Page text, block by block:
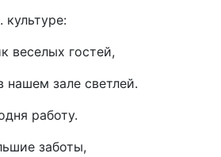
культуре:
веселых гостей,
нашем зале светлей.
работу.
заботы,